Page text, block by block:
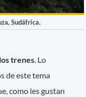
Sudáfrica.
trenes . Lo
de este tema
como les gustan